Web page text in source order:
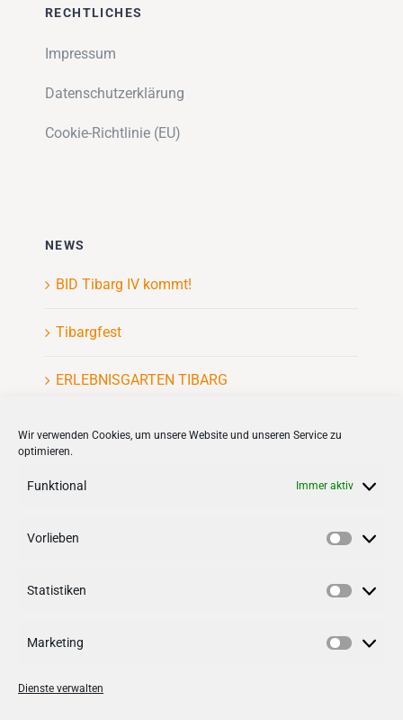
Wir verwenden Cookies, um unsere Website und unseren Service zu
optimieren.
Funktional Immer aktiv
Vorlieben
Statistiken
Marketing
Dienste verwalten
RECHTLICHES
Impressum
Datenschutzerklärung
Cookie-Richtlinie (EU)
NEWS
BID Tibarg IV kommt!
Tibargfest
ERLEBNISGARTEN TIBARG
Kinderflohmarkt
Follow us on